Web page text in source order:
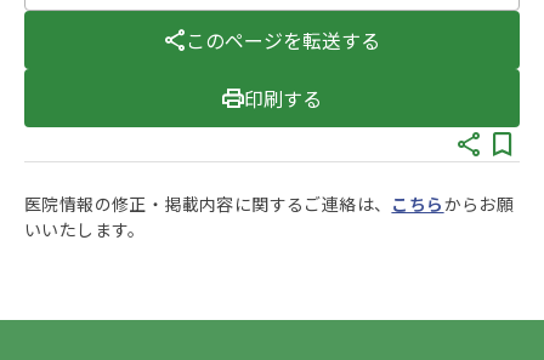
このページを転送する
印刷する
医院情報の修正・掲載内容に関するご連絡は、 こちらからお願
いいたします。